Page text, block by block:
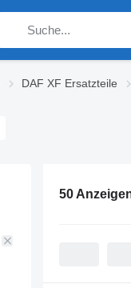
DAF XF Ersatzteile
50